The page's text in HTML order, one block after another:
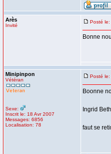
Arès
Invité
Posté
Bonne
Minipinpon
Vétéran
Sexe:
Inscrit le: 18 Avr 2007
Messages: 6856
Localisation: 78
Posté
Boonne
Ingrid
faut se